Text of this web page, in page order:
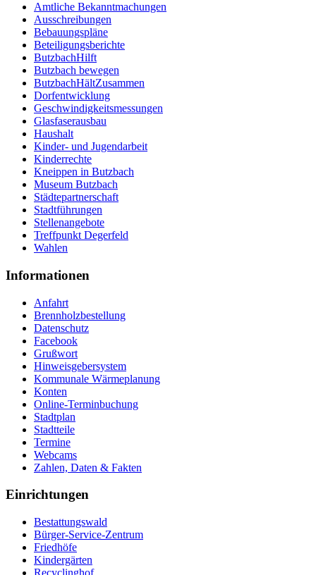
Amtliche Bekanntmachungen
Ausschreibungen
Bebauungspläne
Beteiligungsberichte
ButzbachHilft
Butzbach bewegen
ButzbachHältZusammen
Dorfentwicklung
Geschwindigkeitsmessungen
Glasfaserausbau
Haushalt
Kinder- und Jugendarbeit
Kinderrechte
Kneippen in Butzbach
Museum Butzbach
Städtepartnerschaft
Stadtführungen
Stellenangebote
Treffpunkt Degerfeld
Wahlen
Informationen
Anfahrt
Brennholzbestellung
Datenschutz
Facebook
Grußwort
Hinweisgebersystem
Kommunale Wärmeplanung
Konten
Online-Terminbuchung
Stadtplan
Stadtteile
Termine
Webcams
Zahlen, Daten & Fakten
Einrichtungen
Bestattungswald
Bürger-Service-Zentrum
Friedhöfe
Kindergärten
Recyclinghof